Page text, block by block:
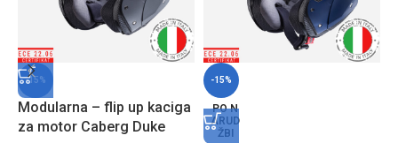
-15%
Modularna – flip up kaciga
za motor Caberg Duke
-15%
PO N
ARUD
ŽBI